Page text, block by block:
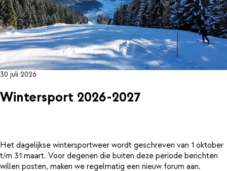
30 juli 2026
Wintersport 2026-2027
Het dagelijkse wintersportweer wordt geschreven van 1 oktober
t/m 31 maart. Voor degenen die buiten deze periode berichten
willen posten, maken we regelmatig een nieuw forum aan.